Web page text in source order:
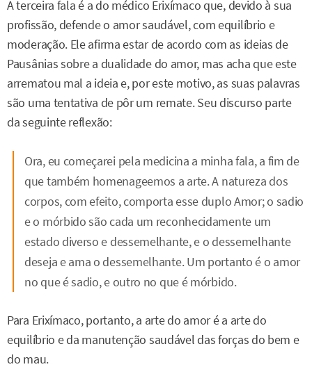
A terceira fala é a do médico Erixímaco que, devido à sua
profissão, defende o amor saudável, com equilíbrio e
moderação. Ele afirma estar de acordo com as ideias de
Pausânias sobre a dualidade do amor, mas acha que este
arrematou mal a ideia e, por este motivo, as suas palavras
são uma tentativa de pôr um remate. Seu discurso parte
da seguinte reflexão:
Ora, eu começarei pela medicina a minha fala, a fim de
que também homenageemos a arte. A natureza dos
corpos, com efeito, comporta esse duplo Amor; o sadio
e o mórbido são cada um reconhecidamente um
estado diverso e dessemelhante, e o dessemelhante
deseja e ama o dessemelhante. Um portanto é o amor
no que é sadio, e outro no que é mórbido.
Para Erixímaco, portanto, a arte do amor é a arte do
equilíbrio e da manutenção saudável das forças do bem e
do mau.